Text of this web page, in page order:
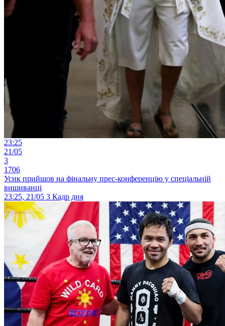
23:25
21/05
3
1706
Усик прийшов на фінальну прес-конференцію у спеціальній
вишиванці
23:25, 21/05 3 Кадр дня